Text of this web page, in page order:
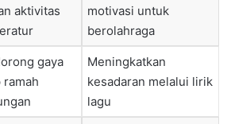
aktivitas
motivasi untuk
berolahraga
gaya
ramah
Meningkatkan
kesadaran melalui lirik
lagu